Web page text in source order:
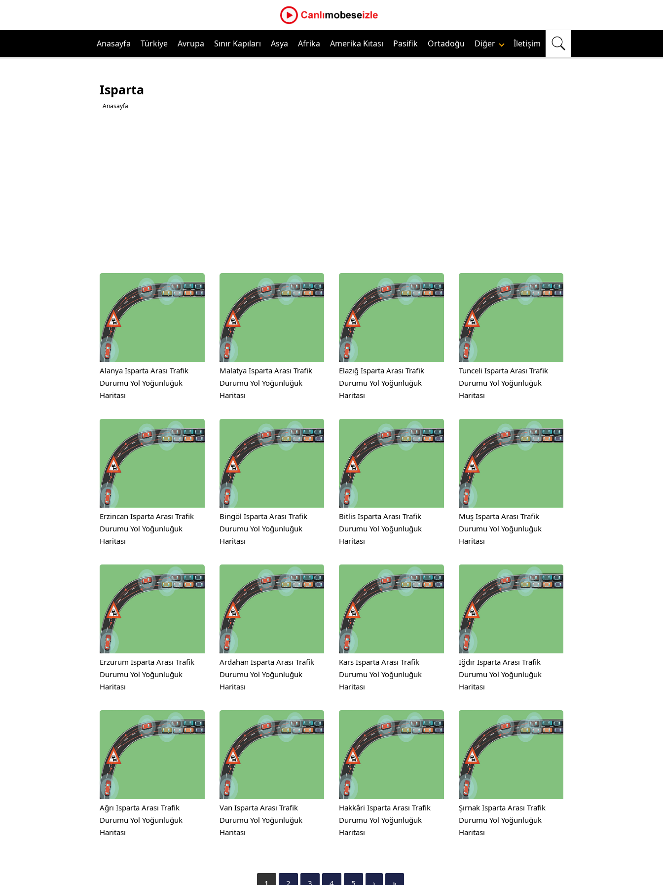
Anasayfa Türkiye Avrupa Sınır Kapıları Asya Afrika Amerika Kıtası Pasifik Ortadoğu Diğer İletişim
Isparta
Anasayfa
Alanya Isparta Arası Trafik
Durumu Yol Yoğunluğuk
Haritası
Malatya Isparta Arası Trafik
Durumu Yol Yoğunluğuk
Haritası
Elazığ Isparta Arası Trafik
Durumu Yol Yoğunluğuk
Haritası
Tunceli Isparta Arası Trafik
Durumu Yol Yoğunluğuk
Haritası
Erzincan Isparta Arası Trafik
Durumu Yol Yoğunluğuk
Haritası
Bingöl Isparta Arası Trafik
Durumu Yol Yoğunluğuk
Haritası
Bitlis Isparta Arası Trafik
Durumu Yol Yoğunluğuk
Haritası
Muş Isparta Arası Trafik
Durumu Yol Yoğunluğuk
Haritası
Erzurum Isparta Arası Trafik
Durumu Yol Yoğunluğuk
Haritası
Ardahan Isparta Arası Trafik
Durumu Yol Yoğunluğuk
Haritası
Kars Isparta Arası Trafik
Durumu Yol Yoğunluğuk
Haritası
Iğdır Isparta Arası Trafik
Durumu Yol Yoğunluğuk
Haritası
Ağrı Isparta Arası Trafik
Durumu Yol Yoğunluğuk
Haritası
Van Isparta Arası Trafik
Durumu Yol Yoğunluğuk
Haritası
Hakkâri Isparta Arası Trafik
Durumu Yol Yoğunluğuk
Haritası
Şırnak Isparta Arası Trafik
Durumu Yol Yoğunluğuk
Haritası
1 2 3 4 5 › »